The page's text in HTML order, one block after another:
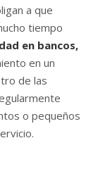
a que
tiempo
en bancos,
en un
de las
o pequeños